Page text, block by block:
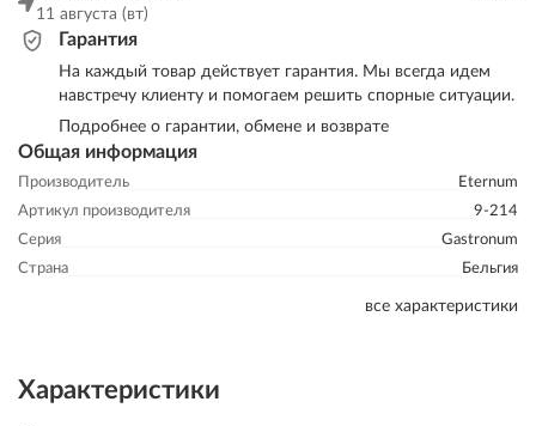
Общая информация
Производитель
Eternum
Артикул производителя
9-214
Серия
Gastronum
Страна
Бельгия
все характеристики
11 августа (вт)
Гарантия
На каждый товар действует гарантия. Мы всегда идем
навстречу клиенту и помогаем решить спорные ситуации.
Подробнее о гарантии, обмене и возврате
Характеристики